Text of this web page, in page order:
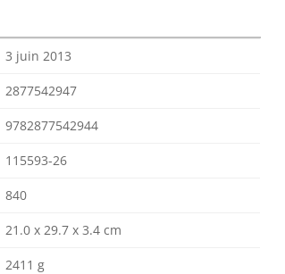
3 juin 2013
2877542947
9782877542944
115593-26
840
21.0 x 29.7 x 3.4 cm
2411 g